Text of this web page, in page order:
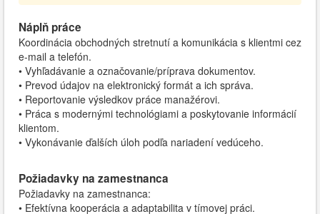
Náplň práce
Koordinácia obchodných stretnutí a komunikácia s klientmi cez
e-mail a telefón.
• Vyhľadávanie a označovanie/príprava dokumentov.
• Prevod údajov na elektronický formát a ich správa.
• Reportovanie výsledkov práce manažérovi.
• Práca s modernými technológiami a poskytovanie informácií
klientom.
• Vykonávanie ďalších úloh podľa nariadení vedúceho.
Požiadavky na zamestnanca
Požiadavky na zamestnanca:
• Efektívna kooperácia a adaptabilita v tímovej práci.